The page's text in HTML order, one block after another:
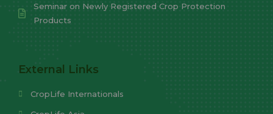
Seminar on Newly Registered Crop Protection
Products
External Links
CropLife Internationals